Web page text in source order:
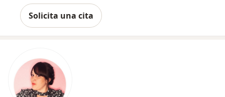
Solicita una cita